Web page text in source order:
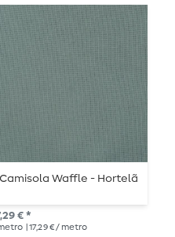
Camisola Waffle - Hortelã
€ *
| 17,29 € / metro